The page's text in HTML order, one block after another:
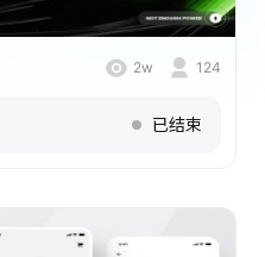
2w 124
已结束